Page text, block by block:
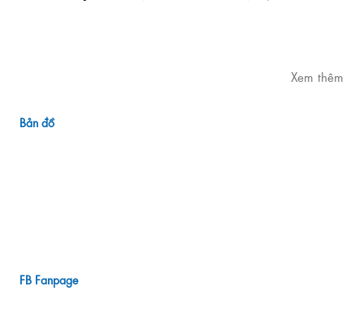
Xem thêm
Bản đồ
FB Fanpage